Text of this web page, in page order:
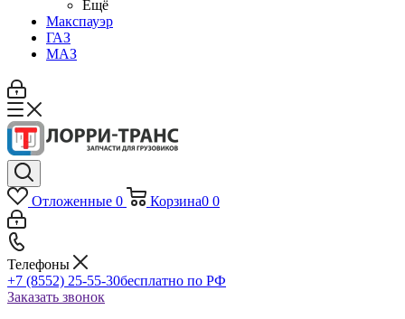
Ещё
Макспауэр
ГАЗ
МАЗ
Отложенные 0 Корзина0 0
Телефоны
+7 (8552) 25-55-30бесплатно по РФ
Заказать звонок